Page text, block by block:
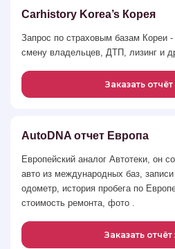
Carhistory Korea’s Корея
Запрос по страховым базам Кореи
смену владельцев, ДТП, лизинг и
Заказать отчёт
AutoDNA отчет Европа
Европейский аналог Автотеки, он
авто из международных баз,
одометр, история пробега по
стоимость ремонта, фото .
Заказать отчёт